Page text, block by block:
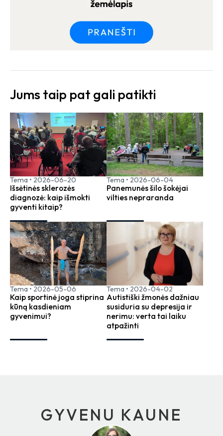
Jums taip pat gali patikti
Tema • 2026-06-20
Išsėtinės sklerozės
diagnozė: kaip išmokti
gyventi kitaip?
Tema • 2026-06-04
Panemunės šilo šokėjai
vilties nepraranda
Tema • 2026-05-06
Kaip sportinė joga stiprina
kūną kasdieniam
gyvenimui?
Tema • 2026-04-02
Autistiški žmonės dažniau
susiduria su depresija ir
nerimu: verta tai laiku
atpažinti
GYVENU KAUNE